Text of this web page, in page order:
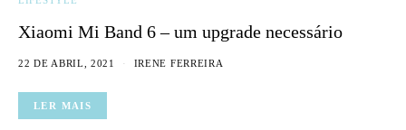
Xiaomi Mi Band 6 – um upgrade necessário
22 DE ABRIL, 2021 IRENE FERREIRA
LER MAIS